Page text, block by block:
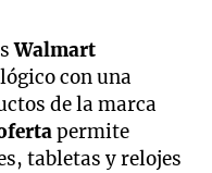
Walmart
con una
de la marca
permite
tabletas y relojes